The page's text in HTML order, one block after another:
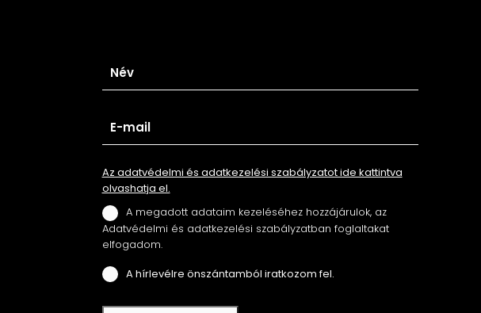
Az adatvédelmi és adatkezelési szabályzatot ide kattintva
olvashatja el.
A megadott adataim kezeléséhez hozzájárulok, az
Adatvédelmi és adatkezelési szabályzatban foglaltakat
elfogadom.
A hírlevélre önszántamból iratkozom fel.